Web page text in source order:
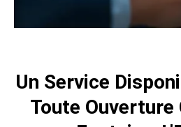
Un Service
Toute